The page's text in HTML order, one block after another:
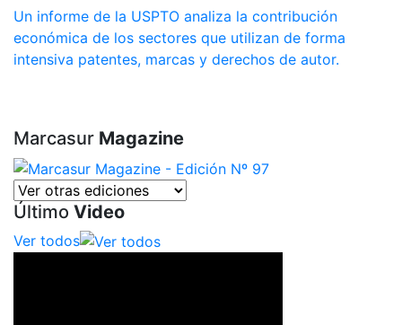
Un informe de la USPTO analiza la contribución
económica de los sectores que utilizan de forma
intensiva patentes, marcas y derechos de autor.
Marcasur Magazine
Último Video
Ver todos